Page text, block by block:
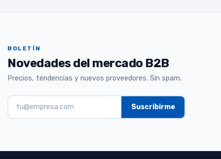
BOLETÍN
Novedades del mercado B2B
Precios, tendencias y nuevos proveedores. Sin spam.